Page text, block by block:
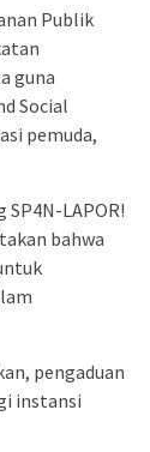
Publik
guna
Social
pemuda,
LAPOR!
bahwa
pengaduan
instansi